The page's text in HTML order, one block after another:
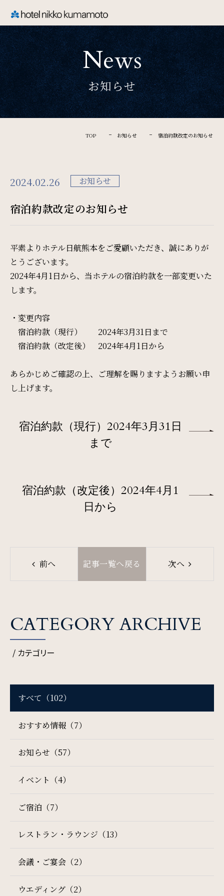
CLOSE
TOP
Welcome
ホテル日航熊本のご案内
ご宿泊
Banquet
会議・ご宴会
Wedding
ウエディング
Access
Sightseeing
Gallery
フォトギャラリー
One Harmony
会員プログラム「One Harmony」
お知らせ
FAQ
SDGs
SDGsへの取り組み
採用情報
Contact
お問い合わせ
News
お知らせ
TOP お知らせ 宿泊約款改定のお知らせ
2024.02.26 お知らせ
宿泊約款改定のお知らせ
平素よりホテル日航熊本をご愛顧いただき、誠にありが
とうございます。
2024年4月1日から、当ホテルの宿泊約款を一部変更いた
します。
・変更内容
宿泊約款（現行） 2024年3月31日まで
宿泊約款（改定後） 2024年4月1日から
あらかじめご確認の上、ご理解を賜りますようお願い申
し上げます。
宿泊約款（現行）2024年3月31日
まで
宿泊約款（改定後）2024年4月1
日から
前へ 記事一覧へ戻る 次へ
CATEGORY ARCHIVE
/ カテゴリー
すべて（102）
おすすめ情報（7）
お知らせ（57）
イベント（4）
ご宿泊（7）
レストラン・ラウンジ（13）
会議・ご宴会（2）
ウエディング（2）